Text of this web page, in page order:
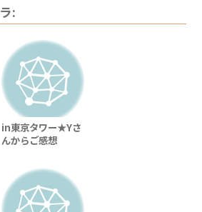
:
in東京タワー★Yさ
んからご感想